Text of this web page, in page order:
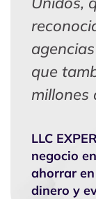
que
millones
LLC
negocio
ahorrar
dinero y